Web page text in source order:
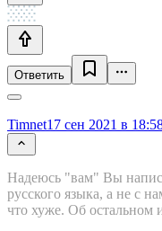
Ответить
Timnet17 сен 2021 в
Надеюсь "вам" Вы
русского языка, а не с
что хуже. Об остальном